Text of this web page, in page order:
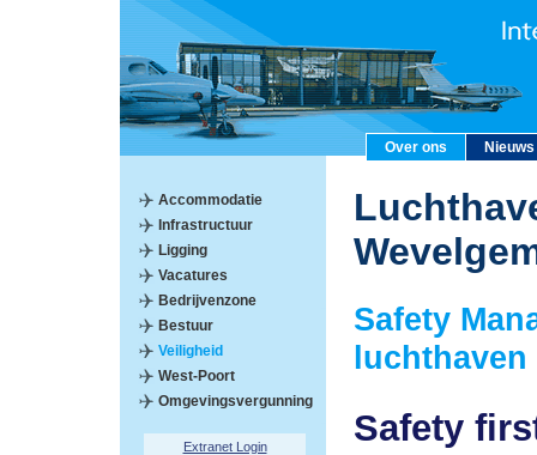
Over ons Nieuws
Accommodatie
Infrastructuur
Ligging
Vacatures
Bedrijvenzone
Bestuur
Veiligheid
West-Poort
Omgevingsvergunning
Extranet Login
Safety
luchthaven
Safety